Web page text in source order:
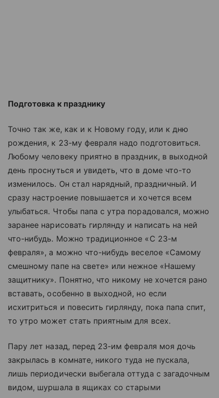
Подготовка к празднику
Точно так же, как и к Новому году, или к дню
рождения, к 23-му февраля надо подготовиться.
Любому человеку приятно в праздник, в выходной
день проснуться и увидеть, что в доме что-то
изменилось. Он стал нарядный, праздничный. И
сразу настроение повышается и хочется всем
улыбаться. Чтобы папа с утра порадовался, можно
заранее нарисовать гирлянду и написать на ней
что-нибудь. Можно традиционное «С 23-м
февраля», а можно что-нибудь веселое «Самому
смешному папе на свете» или нежное «Нашему
защитнику». Понятно, что никому не хочется рано
вставать, особенно в выходной, но если
исхитриться и повесить гирлянду, пока папа спит,
то утро может стать приятным для всех.
Пару лет назад, перед 23-им февраля моя дочь
закрылась в комнате, никого туда не пускала,
лишь периодически выбегала оттуда с загадочным
видом, шуршала в ящиках со старыми